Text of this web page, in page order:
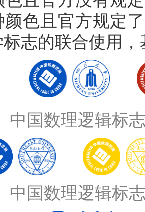
颜色且官方规定
标志的联合使用
中国数理逻辑标
中国数理逻辑标